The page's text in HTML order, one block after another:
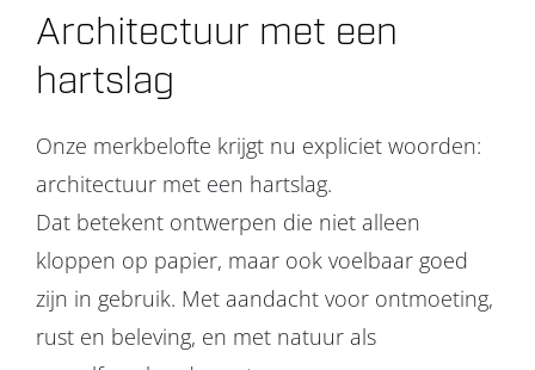
Architectuur met een
hartslag
Onze merkbelofte krijgt nu expliciet woorden:
architectuur met een hartslag.
Dat betekent ontwerpen die niet alleen
kloppen op papier, maar ook voelbaar goed
zijn in gebruik. Met aandacht voor ontmoeting,
rust en beleving, en met natuur als